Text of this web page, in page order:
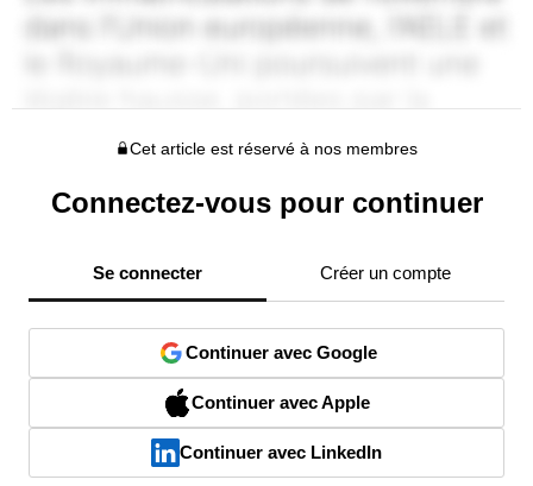
Cet article est réservé à nos membres
Connectez-vous pour continuer
Se connecter Créer un compte
Continuer avec Google
Continuer avec Apple
Continuer avec LinkedIn